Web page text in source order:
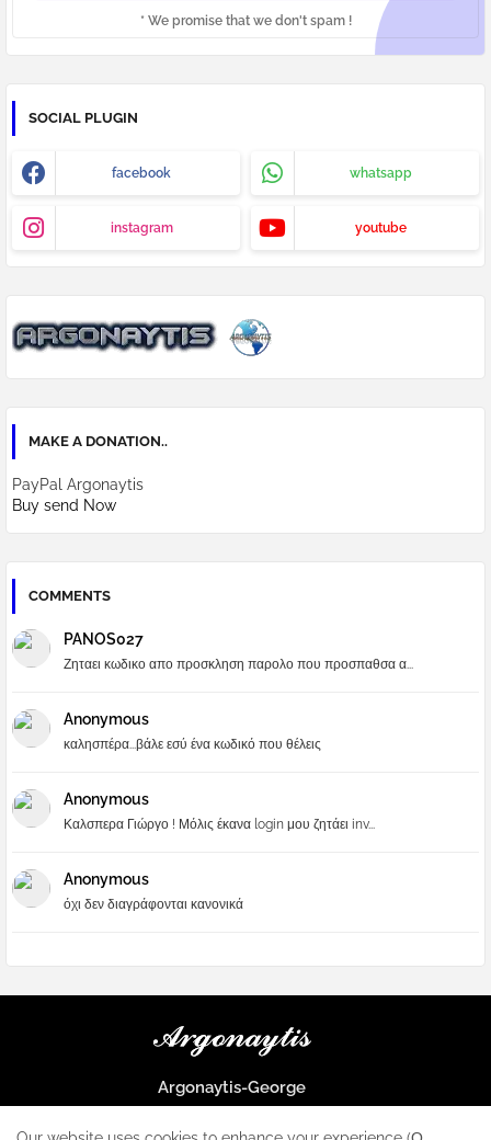
* We promise that we don't spam !
SOCIAL PLUGIN
facebook whatsapp
instagram youtube
MAKE A DONATION..
PayPal Argonaytis
Buy send Now
COMMENTS
PANOS027
Ζηταει κωδικο απο προσκληση παρολο που προσπαθσα α...
Anonymous
καλησπέρα...βάλε εσύ ένα κωδικό που θέλεις
Anonymous
Καλσπερα Γιώργο ! Μόλις έκανα login μου ζητάει inv...
Anonymous
όχι δεν διαγράφονται κανονικά
Argonaytis-George
μοναδικός σταθμός για κάθε iphone